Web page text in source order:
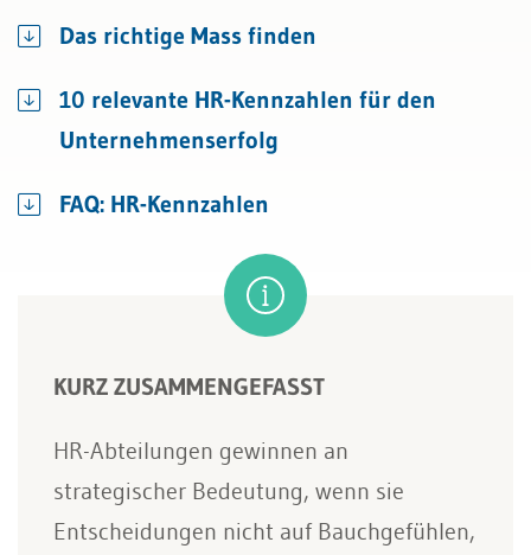
Das richtige Mass finden
10 relevante HR-Kennzahlen für den
Unternehmenserfolg
FAQ: HR-Kennzahlen
KURZ ZUSAMMENGEFASST
HR-Abteilungen gewinnen an
strategischer Bedeutung, wenn sie
Entscheidungen nicht auf Bauchgefühlen,